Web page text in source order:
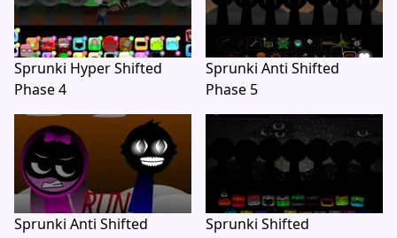
Sprunki Hyper Shifted
Phase 4
Sprunki Anti Shifted
Phase 5
Sprunki Anti Shifted Sprunki Shifted